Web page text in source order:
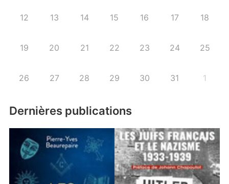
12 13 14 15 16 17 18
19 20 21 22 23 24 25
26 27 28 29 30 31 1
Dernières publications